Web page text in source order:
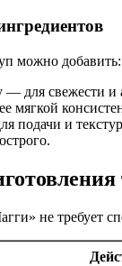
можно добавить:
для свежести и
мягкой
подачи и
не требует